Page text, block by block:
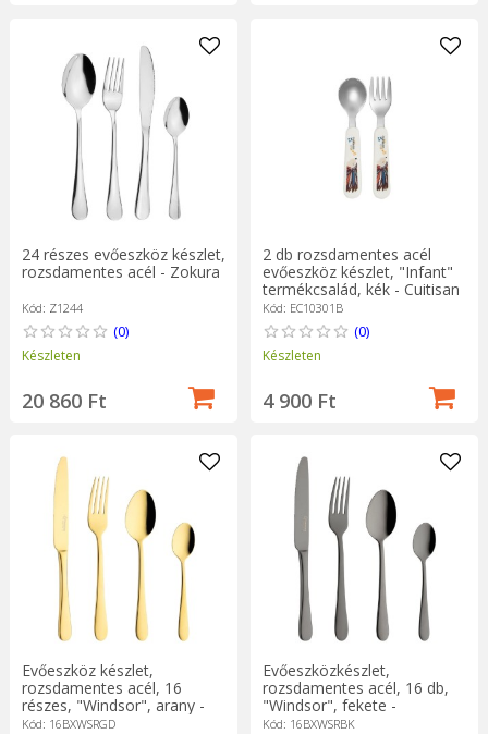
24 részes evőeszköz készlet,
rozsdamentes acél - Zokura
Kód: Z1244
(0)
Készleten
20 860 Ft
2 db rozsdamentes acél
evőeszköz készlet, "Infant"
termékcsalád, kék - Cuitisan
Kód: EC10301B
(0)
Készleten
4 900 Ft
Evőeszköz készlet,
rozsdamentes acél, 16
részes, "Windsor", arany -
Grunwerg
Kód: 16BXWSRGD
Evőeszközkészlet,
rozsdamentes acél, 16 db,
"Windsor", fekete -
Grunwerg
Kód: 16BXWSRBK